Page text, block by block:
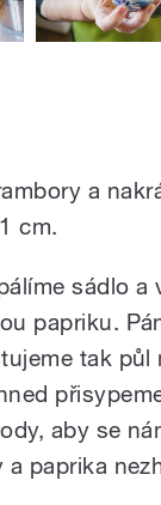
a
cm.
sádlo a
papriku.
tak půl
aby se
a paprika